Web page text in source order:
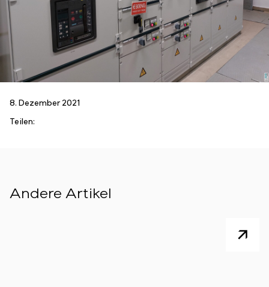
8. Dezember 2021
Teilen:
Andere Artikel